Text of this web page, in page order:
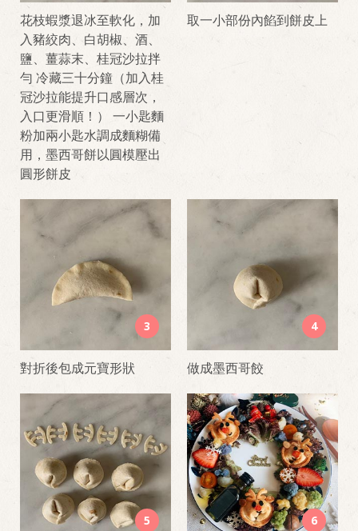
花枝蝦漿退冰至軟化，加
入豬絞肉、白胡椒、酒、
鹽、薑蒜末、桂冠沙拉拌
勻 冷藏三十分鐘（加入桂
冠沙拉能提升口感層次，
入口更滑順！） 一小匙麵
粉加兩小匙水調成麵糊備
用，墨西哥餅以圓模壓出
圓形餅皮
取一小部份內餡到餅皮上
3
對折後包成元寶形狀
4
做成墨西哥餃
5 6